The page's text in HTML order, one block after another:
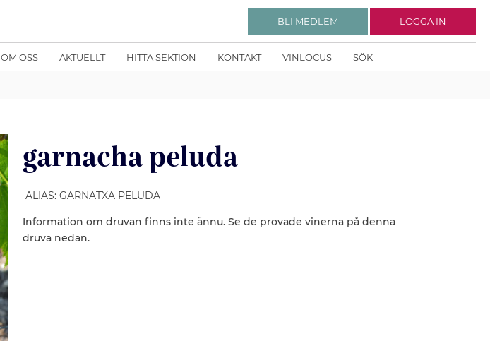
OM OSS AKTUELLT HITTA SEKTION KONTAKT VINLOCUS SÖK
BLI MEDLEM LOGGA IN
garnacha peluda
ALIAS: GARNATXA PELUDA
Information om druvan finns inte ännu. Se de provade vinerna på denna
druva nedan.